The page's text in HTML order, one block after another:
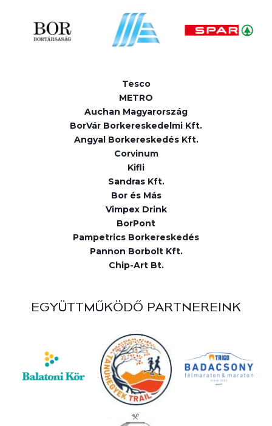
Tesco
METRO
Auchan Magyarország
BorVár Borkereskedelmi Kft.
Angyal Borkereskedés Kft.
Corvinum
Kifli
Sandras Kft.
Bor és Más
Vimpex Drink
BorPont
Pampetrics Borkereskedés
Pannon Borbolt Kft.
Chip-Art Bt.
EGYÜTTMŰKÖDŐ PARTNEREINK